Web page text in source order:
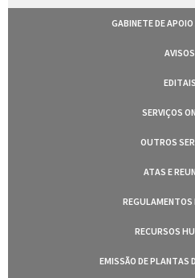
GABINETE DE
AVISOS
EDITAIS
SERVIÇOS
OUTROS
ATAS E
REGULAMENTOS
RECURSOS
EMISSÃO DE PLANTAS